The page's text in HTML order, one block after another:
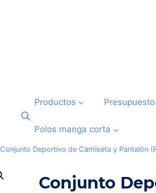
Productos
Polos manga corta
Conjunto Deportivo de Camiseta y Pantalón
Conjunto